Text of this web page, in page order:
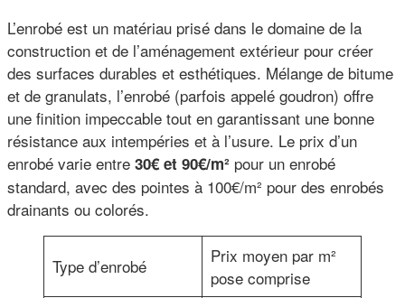
L’enrobé est un matériau prisé dans le domaine de la
construction et de l’aménagement extérieur pour créer
des surfaces durables et esthétiques. Mélange de bitume
et de granulats, l’enrobé (parfois appelé goudron) offre
une finition impeccable tout en garantissant une bonne
résistance aux intempéries et à l’usure. Le prix d’un
enrobé varie entre 30€ et 90€/m² pour un enrobé
standard, avec des pointes à 100€/m² pour des enrobés
drainants ou colorés.
Type d’enrobé
Prix moyen par m²
pose comprise